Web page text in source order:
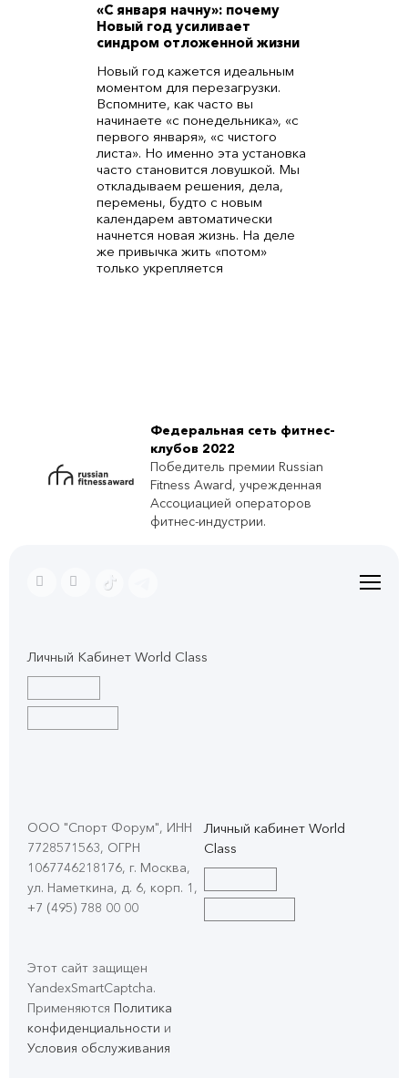
«С января начну»: почему
Новый год усиливает
синдром отложенной жизни
Новый год кажется идеальным
моментом для перезагрузки.
Вспомните, как часто вы
начинаете «с понедельника», «с
первого января», «с чистого
листа». Но именно эта установка
часто становится ловушкой. Мы
откладываем решения, дела,
перемены, будто с новым
календарем автоматически
начнется новая жизнь. На деле
же привычка жить «потом»
только укрепляется
Федеральная сеть фитнес-
клубов 2022
Победитель премии Russian
Fitness Award, учрежденная
Ассоциацией операторов
фитнес-индустрии.
Личный Кабинет World Class
ООО "Спорт Форум", ИНН
7728571563, ОГРН
1067746218176, г. Москва,
ул. Наметкина, д. 6, корп. 1 ,
+7 (495) 788 00 00
Этот сайт защищен
YandexSmartCaptcha.
Применяются Политика
конфиденциальности и
Условия обслуживания
Личный кабинет World
Class